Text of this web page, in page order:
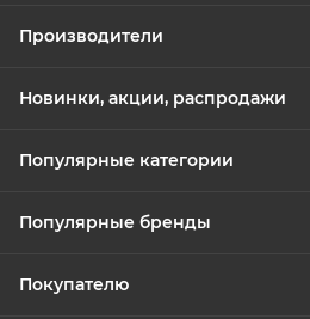
Производители
Новинки, акции, распродажи
Популярные категории
Популярные бренды
Покупателю